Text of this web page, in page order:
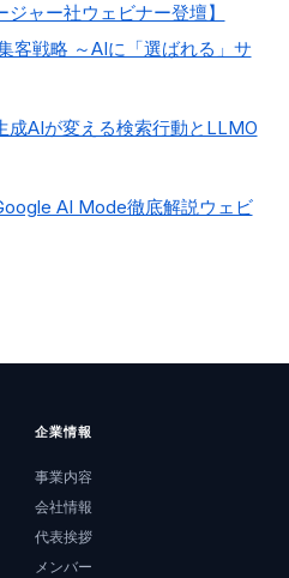
ジャー社ウェビナー登壇】
客戦略 ～AIに「選ばれる」サ
成AIが変える検索行動とLLMO
AI Mode徹底解説ウェビ
企業情報
事業内容
会社情報
代表挨拶
メンバー